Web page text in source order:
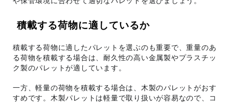
積載する荷物に適しているか
積載する荷物に適したパレットを選ぶのも重要で、重量のあ
る荷物を積載する場合は、耐久性の高い金属製やプラスチッ
ク製のパレットが適しています。
一方、軽量の荷物を積載する場合は、木製のパレットがおす
すめです。木製パレットは軽量で取り扱いが容易なので、コ